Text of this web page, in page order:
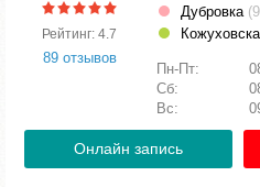
Рейтинг: 4.7
89 отзывов
Дубровка
Пн-Пт:
Сб:
Вс:
Онлайн запись